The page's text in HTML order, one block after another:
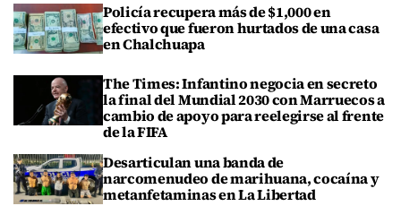
Policía recupera más de $1,000 en
efectivo que fueron hurtados de una casa
en Chalchuapa
The Times: Infantino negocia en secreto
la final del Mundial 2030 con Marruecos a
cambio de apoyo para reelegirse al frente
de la FIFA
Desarticulan una banda de
narcomenudeo de marihuana, cocaína y
metanfetaminas en La Libertad